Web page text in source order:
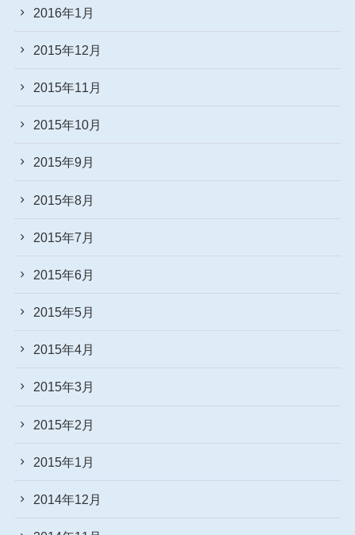
2016年1月
2015年12月
2015年11月
2015年10月
2015年9月
2015年8月
2015年7月
2015年6月
2015年5月
2015年4月
2015年3月
2015年2月
2015年1月
2014年12月